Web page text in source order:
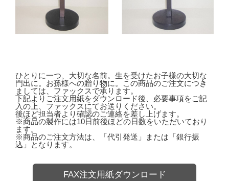
ひとりに一つ、大切な名前。生を受けたお子様の大切な
門出に。お孫様への贈り物に。この商品のご注文につき
ましては、ファックスで承ります。
下記よりご注文用紙をダウンロード後、必要事項をご記
入の上、ファックスにてお送りください。
後ほど担当者より確認のご連絡を差し上げます。
※商品の製作には10日前後ほどの日数をいただいており
ます。
※商品のご注文方法は、「代引発送」または「銀行振
込」となります。
FAX注文用紙ダウンロード